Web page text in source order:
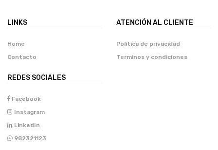
LINKS
Home
Contacto
ATENCIÓN AL CLIENTE
Politica de privacidad
Terminos y condiciones
REDES SOCIALES
Facebook
Instagram
LinkedIn
982321123